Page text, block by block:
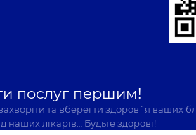
послуг першим!
та вберегти здоров`я ваших
лікарів… Будьте здорові!